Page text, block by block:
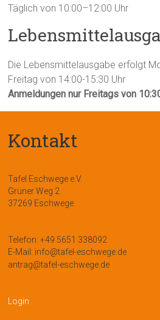
Täglich von 10:00–12:00 Uhr
Die Lebensmittelausgabe erfolgt
Freitag von 14:00-15:30 Uhr
Anmeldungen nur Freitags von
Kontakt
Tafel Eschwege e.V.
Grüner Weg 2
37269 Eschwege
Telefon: +49 5651 338092
E-Mail: info@tafel-eschwege.de
antrag@tafel-eschwege.de
Login